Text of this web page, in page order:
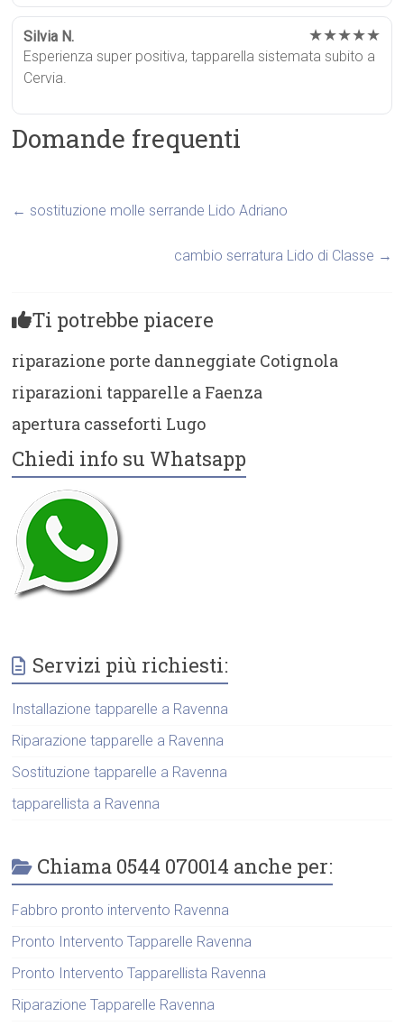
Silvia N. ★★★★★
Esperienza super positiva, tapparella sistemata subito a
Cervia.
Domande frequenti
← sostituzione molle serrande Lido Adriano
cambio serratura Lido di Classe →
Ti potrebbe piacere
riparazione porte danneggiate Cotignola
riparazioni tapparelle a Faenza
apertura casseforti Lugo
Chiedi info su Whatsapp
Servizi più richiesti:
Installazione tapparelle a Ravenna
Riparazione tapparelle a Ravenna
Sostituzione tapparelle a Ravenna
tapparellista a Ravenna
Chiama 0544 070014 anche per:
Fabbro pronto intervento Ravenna
Pronto Intervento Tapparelle Ravenna
Pronto Intervento Tapparellista Ravenna
Riparazione Tapparelle Ravenna